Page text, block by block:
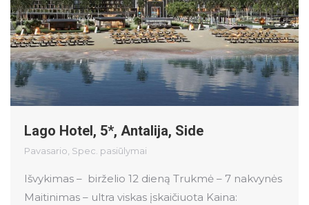
Lago Hotel, 5*, Antalija, Side
Pavasario, Spec. pasiūlymai
Išvykimas – birželio 12 dieną Trukmė – 7 nakvynės
Maitinimas – ultra viskas įskaičiuota Kaina: